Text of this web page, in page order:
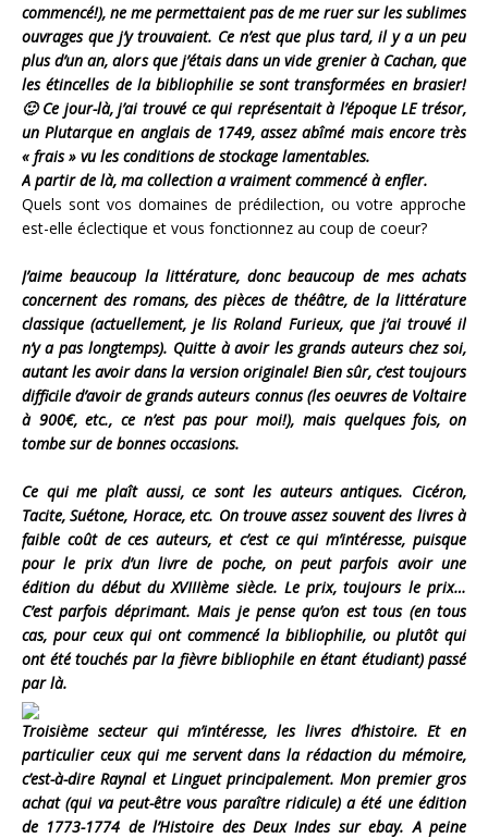
commencé!), ne me permettaient pas de me ruer sur les sublimes
ouvrages que j’y trouvaient. Ce n’est que plus tard, il y a un peu
plus d’un an, alors que j’étais dans un vide grenier à Cachan, que
les étincelles de la bibliophilie se sont transformées en brasier!
🙂 Ce jour-là, j’ai trouvé ce qui représentait à l’époque LE trésor,
un Plutarque en anglais de 1749, assez abîmé mais encore très
« frais » vu les conditions de stockage lamentables.
A partir de là, ma collection a vraiment commencé à enfler.
Quels sont vos domaines de prédilection, ou votre approche
est-elle éclectique et vous fonctionnez au coup de coeur?
J’aime beaucoup la littérature, donc beaucoup de mes achats
concernent des romans, des pièces de théâtre, de la littérature
classique (actuellement, je lis Roland Furieux, que j’ai trouvé il
n’y a pas longtemps). Quitte à avoir les grands auteurs chez soi,
autant les avoir dans la version originale! Bien sûr, c’est toujours
difficile d’avoir de grands auteurs connus (les oeuvres de Voltaire
à 900€, etc., ce n’est pas pour moi!), mais quelques fois, on
tombe sur de bonnes occasions.
Ce qui me plaît aussi, ce sont les auteurs antiques. Cicéron,
Tacite, Suétone, Horace, etc. On trouve assez souvent des livres à
faible coût de ces auteurs, et c’est ce qui m’intéresse, puisque
pour le prix d’un livre de poche, on peut parfois avoir une
édition du début du XVIIIème siècle. Le prix, toujours le prix…
C’est parfois déprimant. Mais je pense qu’on est tous (en tous
cas, pour ceux qui ont commencé la bibliophilie, ou plutôt qui
ont été touchés par la fièvre bibliophile en étant étudiant) passé
par là.
Troisième secteur qui m’intéresse, les livres d’histoire. Et en
particulier ceux qui me servent dans la rédaction du mémoire,
c’est-à-dire Raynal et Linguet principalement. Mon premier gros
achat (qui va peut-être vous paraître ridicule) a été une édition
de 1773-1774 de l’Histoire des Deux Indes sur ebay. A peine